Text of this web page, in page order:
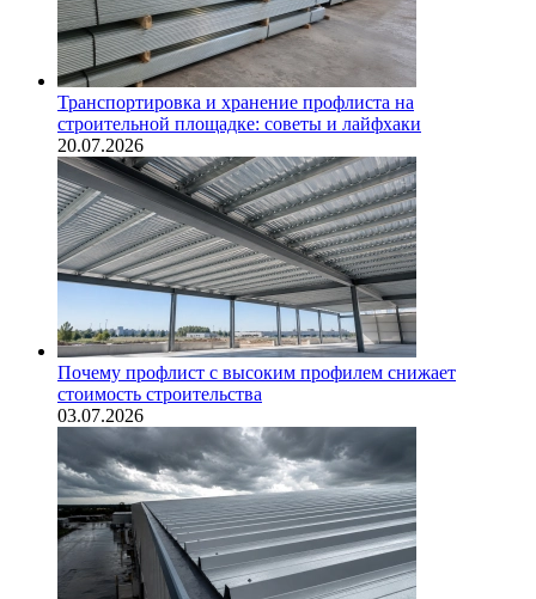
Транспортировка и хранение профлиста на
строительной площадке: советы и лайфхаки
20.07.2026
Почему профлист с высоким профилем снижает
стоимость строительства
03.07.2026